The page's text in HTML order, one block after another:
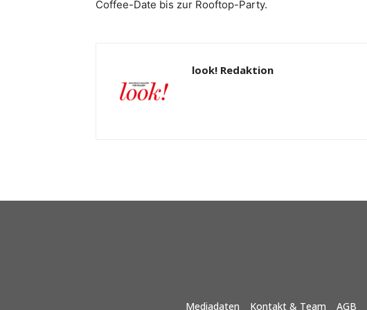
Coffee-Date bis zur Rooftop-Party.
look! Redaktion
Mediadaten Kontakt & Team AGB